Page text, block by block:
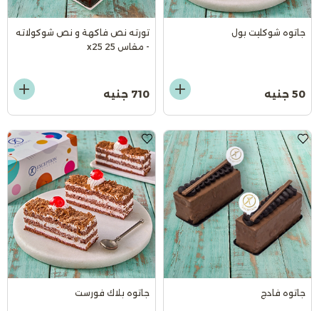
جاتوه شوكليت بول
50 جنيه
تورته نص فاكهة و نص شوكولاته
- مقاس 25 x25
710 جنيه
جاتوه فادج جاتوه بلاك فورست